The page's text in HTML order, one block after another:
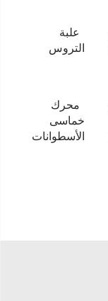
علبة
التروس
محرك
خماسى
الأسطوانات